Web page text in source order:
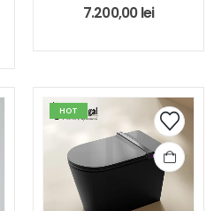
5.00out of 5
7.200,00lei
HOT